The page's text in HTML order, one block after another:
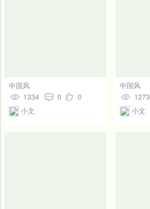
中国风
1334
0
0
小文
中国风
1273
小文